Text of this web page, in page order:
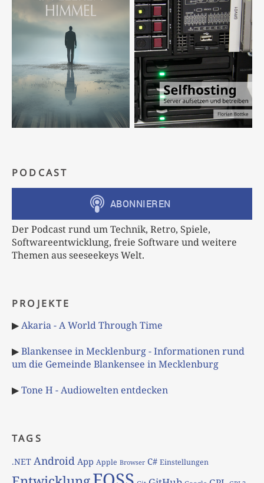
PODCAST
Der Podcast rund um Technik, Retro, Spiele,
Softwareentwicklung, freie Software und weitere
Themen aus seeseekeys Welt.
PROJEKTE
▶Akaria - A World Through Time
▶Blankensee in Mecklenburg - Informationen rund
um die Gemeinde Blankensee in Mecklenburg
▶Tone H - Audiowelten entdecken
TAGS
.NET Android App Apple Browser C# Einstellungen